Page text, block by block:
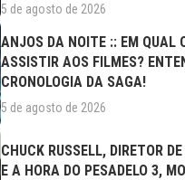
5 de agosto de 2026
ANJOS DA NOITE :: EM QUAL
ASSISTIR AOS FILMES?
CRONOLOGIA DA SAGA!
5 de agosto de 2026
CHUCK RUSSELL, DIRETOR
E A HORA DO PESADELO 3,